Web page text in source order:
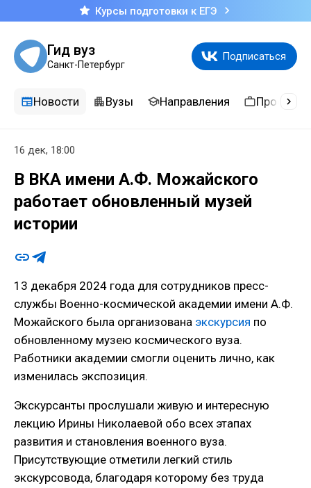
Курсы подготовки к ЕГЭ
Гид вуз
Санкт-Петербург
Подписаться
Новости Вузы Направления
16 дек, 18:00
В ВКА имени А.Ф. Можайского
работает обновленный музей
истории
13 декабря 2024 года для сотрудников пресс-
службы Военно-космической академии имени А.Ф.
Можайского была организована экскурсия по
обновленному музею космического вуза.
Работники академии смогли оценить лично, как
изменилась экспозиция.
Экскурсанты прослушали живую и интересную
лекцию Ирины Николаевой обо всех этапах
развития и становления военного вуза.
Присутствующие отметили легкий стиль
экскурсовода, благодаря которому без труда